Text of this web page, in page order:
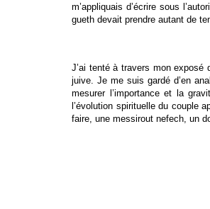
m’appliquais d’écrire sous
gueth devait prendre autant de
J’ai tenté à travers mon
juive. Je me suis gardé d’en
mesurer l’importance et la
l’évolution spirituelle du couple
faire, une messirout nefech, un